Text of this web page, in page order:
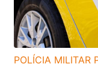
POLÍCIA MILITAR